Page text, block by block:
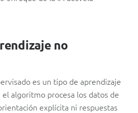
no
es un tipo de aprendizaje
algoritmo procesa los datos de
explícita ni respuestas